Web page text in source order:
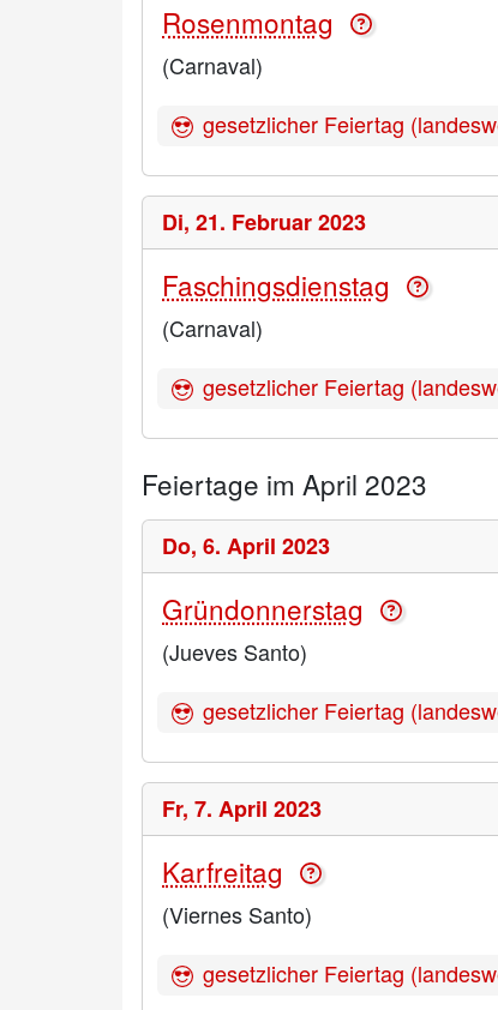
Rosenmontag
(Carnaval)
gesetzlicher Feiertag
Di, 21. Februar 2023
Faschingsdienstag
(Carnaval)
gesetzlicher Feiertag
Feiertage im April 2023
Do, 6. April 2023
Gründonnerstag
(Jueves Santo)
gesetzlicher Feiertag
Fr, 7. April 2023
Karfreitag
(Viernes Santo)
gesetzlicher Feiertag